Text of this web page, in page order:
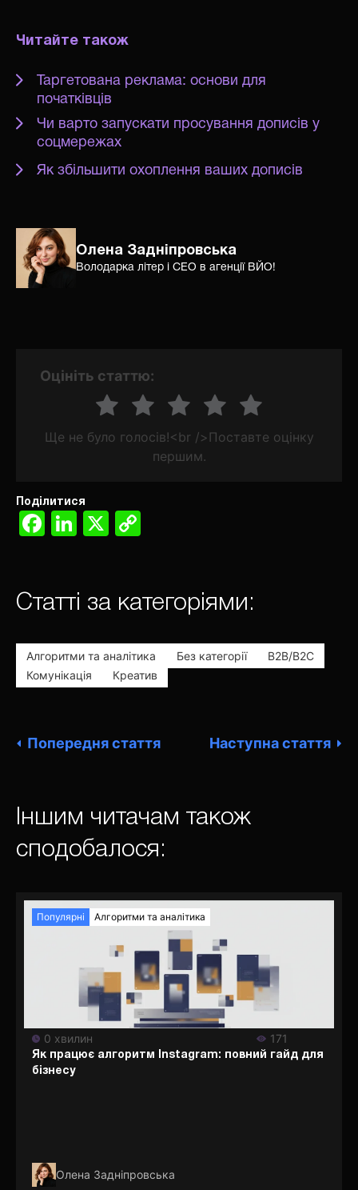
Читайте також
Таргетована реклама: основи для
початківців
Чи варто запускати просування дописів у
соцмережах
Як збільшити охоплення ваших дописів
Олена Задніпровська
Володарка літер і СЕО в агенції ВЙО!
Оцініть статтю:
Ще не було голосів!<br />Поставте оцінку
першим.
Поділитися
Facebook
LinkedIn
X
Статті за категоріями:
Алгоритми та аналітика Без категорії
В2В/В2С
Комунікація
Креатив
Попередня стаття Наступна стаття
Іншим читачам також
сподобалося:
Популярні Алгоритми та аналітика
0 хвилин 171
Як працює алгоритм Instagram: повний гайд для
бізнесу
Олена Задніпровська